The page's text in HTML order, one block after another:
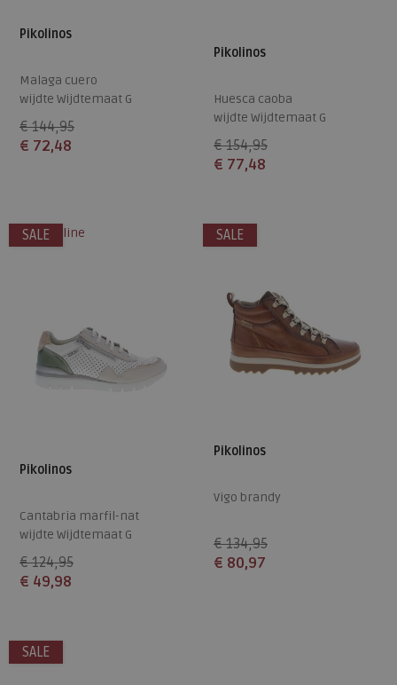
Pikolinos
Malaga cuero
wijdte Wijdtemaat G
€ 144,95
€ 72,48
Pikolinos
Huesca caoba
wijdte Wijdtemaat G
€ 154,95
€ 77,48
41
SALE
alleen online
Pikolinos
Cantabria marfil-nat
wijdte Wijdtemaat G
€ 124,95
€ 49,98
37
SALE
Pikolinos
Vigo brandy
€ 134,95
€ 80,97
SALE